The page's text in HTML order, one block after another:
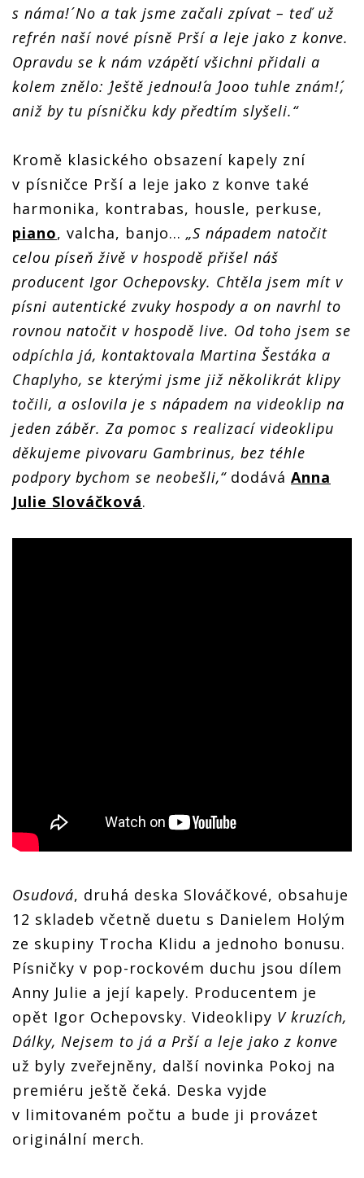
s náma!´ No a tak jsme začali zpívat – teď už
refrén naší nové písně Prší a leje jako z konve.
Opravdu se k nám vzápětí všichni přidali a
kolem znělo: ´Ještě jednou!´a ´Jooo tuhle znám!´,
aniž by tu písničku kdy předtím slyšeli.“
Kromě klasického obsazení kapely zní
v písničce Prší a leje jako z konve také
harmonika, kontrabas, housle, perkuse,
piano, valcha, banjo... „S nápadem natočit
celou píseň živě v hospodě přišel náš
producent Igor Ochepovsky. Chtěla jsem mít v
písni autentické zvuky hospody a on navrhl to
rovnou natočit v hospodě live. Od toho jsem se
odpíchla já, kontaktovala Martina Šestáka a
Chaplyho, se kterými jsme již několikrát klipy
točili, a oslovila je s nápadem na videoklip na
jeden záběr. Za pomoc s realizací videoklipu
děkujeme pivovaru Gambrinus, bez téhle
podpory bychom se neobešli,“dodává Anna
Julie Slováčková.
Osudová, druhá deska Slováčkové, obsahuje
12 skladeb včetně duetu s Danielem Holým
ze skupiny Trocha Klidu a jednoho bonusu.
Písničky v pop-rockovém duchu jsou dílem
Anny Julie a její kapely. Producentem je
opět Igor Ochepovsky. Videoklipy V kruzích,
Dálky, Nejsem to já a Prší a leje jako z konve
už byly zveřejněny, další novinka Pokoj na
premiéru ještě čeká. Deska vyjde
v limitovaném počtu a bude ji provázet
originální merch.